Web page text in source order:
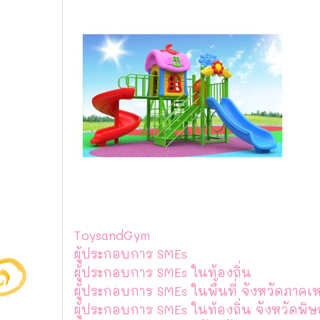
ToysandGym
ผู้ประกอบการ SMEs
ผู้ประกอบการ SMEs ในท้องถิ่น
ผู้ประกอบการ SMEs ในพื้นที่ จังหวัดภาคเ
ผู้ประกอบการ SMEs ในท้องถิ่น จังหวัดพิ